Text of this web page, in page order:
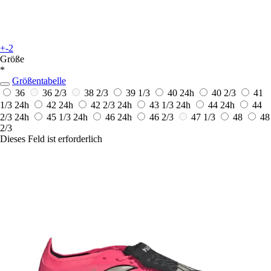
+-2
Größe
*
Größentabelle
36
36 2/3 38 2/3 39 1/3 40 24h 40 2/3
41
1/3 24h 42 24h 42 2/3 24h 43 1/3 24h 44 24h
44
2/3 24h 45 1/3 24h 46 24h 46 2/3 47 1/3 48
48
2/3
Dieses Feld ist erforderlich